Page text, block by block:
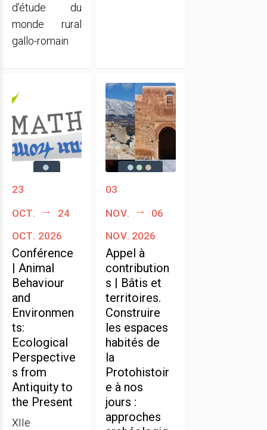
d’étude du
monde rural
gallo-romain
23
oct.
24
oct. 2026
Conférence
| Animal
Behaviour
and
Environmen
ts:
Ecological
Perspective
s from
Antiquity to
the Present
XIIe
03
nov.
06
nov. 2026
Appel à
contribution
s | Bâtis et
territoires.
Construire
les espaces
habités de
la
Protohistoir
e à nos
jours :
approches